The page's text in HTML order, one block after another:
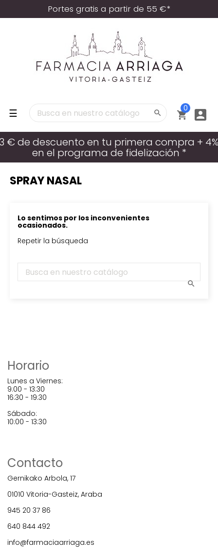
Portes gratis a partir de 55 €*
Navegación
palanca
☰  
0 
€ de descuento en tu primera compra +
en el programa de fidelización *
SPRAY NASAL
Lo sentimos por los inconvenientes
ocasionados.
Repetir la búsqueda

Horario
Lunes a Viernes:
9:00 - 13:30
16:30 - 19:30
Sábado:
10:00 - 13:30
Contacto
Gernikako Arbola, 17
01010 Vitoria-Gasteiz, Araba
945 20 37 86
640 844 492
info@farmaciaarriaga.es